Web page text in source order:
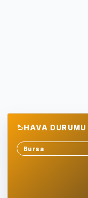
HAVA DURUMU
Sehir sec